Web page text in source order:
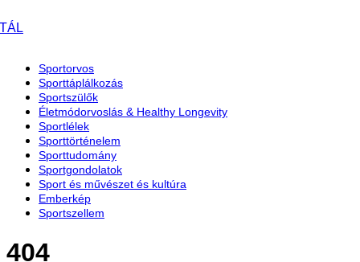
Sportorvos
Sporttáplálkozás
Sportszülők
Életmódorvoslás & Healthy Longevity
Sportlélek
Sporttörténelem
Sporttudomány
Sportgondolatok
Sport és művészet és kultúra
Emberkép
Sportszellem
404